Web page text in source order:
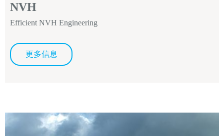
NVH
Efficient NVH Engineering
更多信息